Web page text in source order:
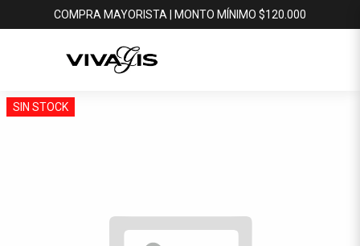
COMPRA MAYORISTA | MONTO MÍNIMO $120.000
SIN STOCK